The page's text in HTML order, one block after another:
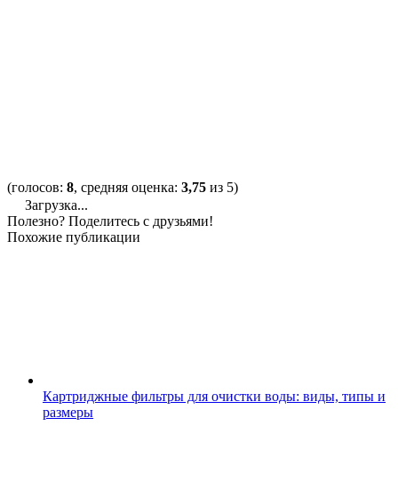
(голосов: 8, средняя оценка: 3,75 из 5)
Загрузка...
Полезно? Поделитесь с друзьями!
Похожие публикации
Картриджные фильтры для очистки воды: виды, типы и
размеры